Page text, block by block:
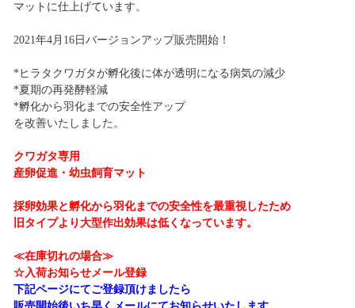
マットに仕上げています。
2021年4月16日バージョンアップ販売開始！
*ヒラタクワガタが孵化後に体が透明になる病気の減少
*夏期の再発酵軽減
*孵化から羽化までの安全性アップ
を改善いたしました。
クワガタ専用
産卵促進・幼虫飼育マット
採卵効果と孵化から羽化までの安全性を最重視したため
旧タイプより大型作出効果は低くなっています。
≪在庫切れの場合≫
☆入荷お知らせメール登録
下記ページにてご登録頂けましたら